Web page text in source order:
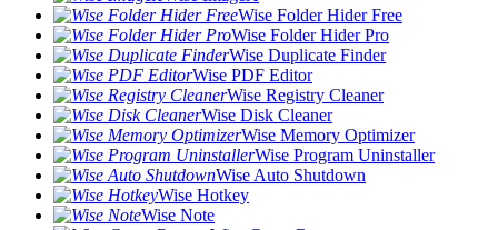
Wise Folder Hider Free
Wise Folder Hider Pro
Wise Duplicate Finder
Wise PDF Editor
Wise Registry Cleaner
Wise Disk Cleaner
Wise Memory Optimizer
Wise Program Uninstaller
Wise Auto Shutdown
Wise Hotkey
Wise Note